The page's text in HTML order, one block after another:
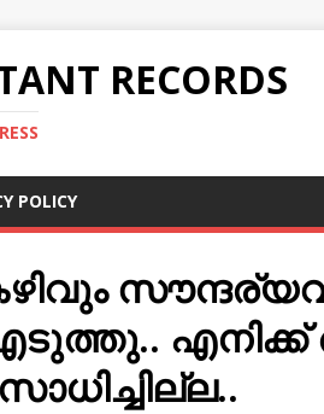
RECORDS
POLICY
എനിക്ക്